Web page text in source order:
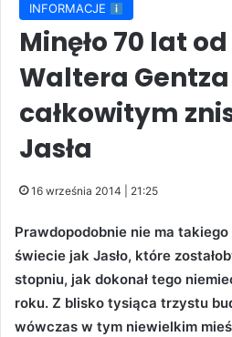
INFORMACJE
Minęło 70 lat
Waltera
całkowitym
Jasła
16 września 2014 | 21:25
Prawdopodobnie nie ma
świecie jak Jasło, które
stopniu, jak dokonał tego
roku. Z blisko tysiąca trzystu
wówczas w tym niewielkim